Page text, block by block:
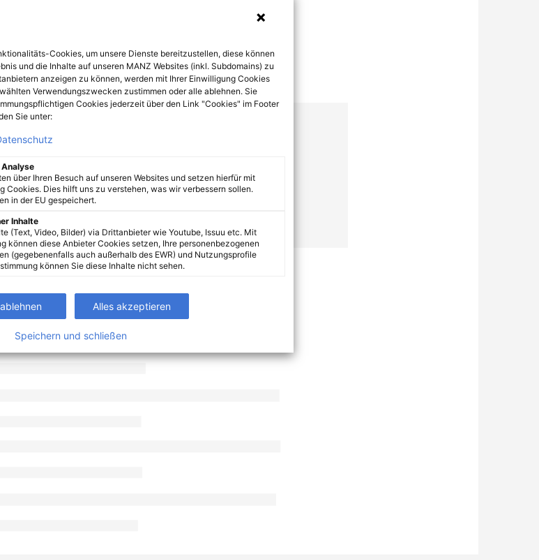
Cookies, um unsere Dienste bereitzustellen, diese können
und die Inhalte auf unseren MANZ Websites (inkl. Subdomains) zu
anzeigen zu können, werden mit Ihrer Einwilligung Cookies
Verwendungszwecken zustimmen oder alle ablehnen. Sie
Cookies jederzeit über den Link "Cookies" im Footer
Sie unter:
über Ihren Besuch auf unseren Websites und setzen hierfür mit
Cookies. Dies hilft uns zu verstehen, was wir verbessern sollen.
in der EU gespeichert.
Inhalte
(Text, Video, Bilder) via Drittanbieter wie Youtube, Issuu etc. Mit
können diese Anbieter Cookies setzen, Ihre personenbezogenen
(gegebenenfalls auch außerhalb des EWR) und Nutzungsprofile
können Sie diese Inhalte nicht sehen.
Alles akzeptieren
Speichern und schließen